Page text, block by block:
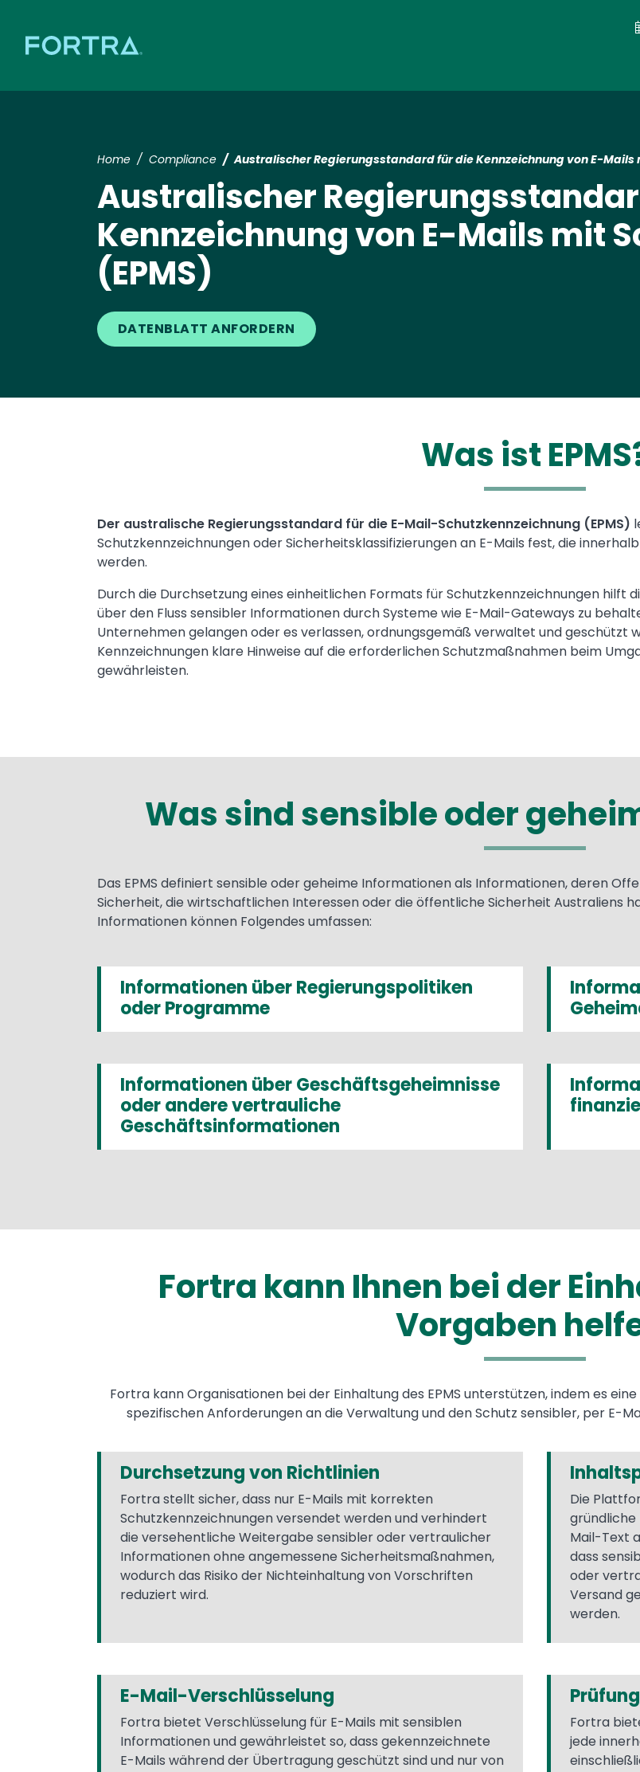
Home Compliance Australischer Regierungsstandard für die Kennzeichnung von E-Mails
Australischer
Kennzeichnung von E-Mails mit
(EPMS)
DATENBLATT ANFORDERN
Was ist
Text
Der australische Regierungsstandard für die E-Mail-Schutzkennzeichnung (EPMS)
Schutzkennzeichnungen oder Sicherheitsklassifizierungen an E-Mails fest, die
werden.
Durch die Durchsetzung eines einheitlichen Formats für Schutzkennzeichnungen hilft
über den Fluss sensibler Informationen durch Systeme wie E-Mail-Gateways zu
Unternehmen gelangen oder es verlassen, ordnungsgemäß verwaltet und geschützt
Kennzeichnungen klare Hinweise auf die erforderlichen Schutzmaßnahmen beim
gewährleisten.
Was sind sensible oder
Text
Das EPMS definiert sensible oder geheime Informationen als Informationen, deren
Sicherheit, die wirtschaftlichen Interessen oder die öffentliche Sicherheit Australiens
Informationen können Folgendes umfassen:
Informationen über Regierungspolitiken
oder Programme
Informationen über Geschäftsgeheimnisse
oder andere vertrauliche
Geschäftsinformationen
Fortra kann Ihnen bei der
Vorgaben
Fortra kann Organisationen bei der Einhaltung des EPMS unterstützen, indem es
spezifischen Anforderungen an die Verwaltung und den Schutz sensibler, per E-
Durchsetzung von Richtlinien
Fortra stellt sicher, dass nur E-Mails mit korrekten
Schutzkennzeichnungen versendet werden und verhindert
die versehentliche Weitergabe sensibler oder vertraulicher
Informationen ohne angemessene Sicherheitsmaßnahmen,
wodurch das Risiko der Nichteinhaltung von Vorschriften
reduziert wird.
Die
gründliche
Mail-Text
dass
oder
Versand
werden.
E-Mail-Verschlüsselung
Fortra bietet Verschlüsselung für E-Mails mit sensiblen
Informationen und gewährleistet so, dass gekennzeichnete
E-Mails während der Übertragung geschützt sind und nur von
Fortra
jede